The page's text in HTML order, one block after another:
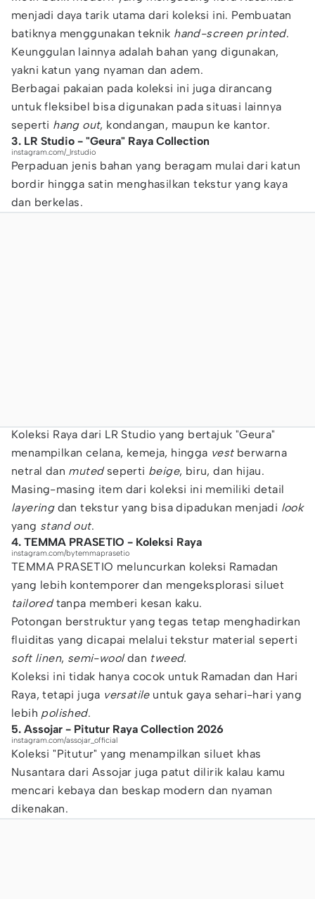
menjadi daya tarik utama dari koleksi ini. Pembuatan
batiknya menggunakan teknik hand-screen printed.
Keunggulan lainnya adalah bahan yang digunakan,
yakni katun yang nyaman dan adem.
Berbagai pakaian pada koleksi ini juga dirancang
untuk fleksibel bisa digunakan pada situasi lainnya
seperti hang out, kondangan, maupun ke kantor.
3. LR Studio - "Geura" Raya Collection
instagram.com/_lrstudio
Perpaduan jenis bahan yang beragam mulai dari katun
bordir hingga satin menghasilkan tekstur yang kaya
dan berkelas.
Koleksi Raya dari LR Studio yang bertajuk "Geura"
menampilkan celana, kemeja, hingga vestberwarna
netral dan mutedseperti beige, biru, dan hijau.
Masing-masing item dari koleksi ini memiliki detail
layeringdan tekstur yang bisa dipadukan menjadi look
yang stand out.
4. TEMMA PRASETIO - Koleksi Raya
instagram.com/bytemmaprasetio
TEMMA PRASETIO meluncurkan koleksi Ramadan
yang lebih kontemporer dan mengeksplorasi siluet
tailoredtanpa memberi kesan kaku.
Potongan berstruktur yang tegas tetap menghadirkan
fluiditas yang dicapai melalui tekstur material seperti
soft linen, semi-wooldan tweed.
Koleksi ini tidak hanya cocok untuk Ramadan dan Hari
Raya, tetapi juga versatileuntuk gaya sehari-hari yang
lebih polished.
5. Assojar - Pitutur Raya Collection 2026
instagram.com/assojar_official
Koleksi "Pitutur" yang menampilkan siluet khas
Nusantara dari Assojar juga patut dilirik kalau kamu
mencari kebaya dan beskap modern dan nyaman
dikenakan.